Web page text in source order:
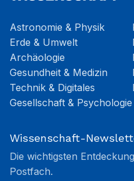
Astronomie & Physik
Erde & Umwelt
Archäologie
Gesundheit & Medizin
Technik & Digitales
Gesellschaft & Psychologie
Wissenschaft-
Die wichtigsten
Postfach.